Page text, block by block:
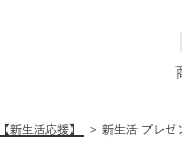
【新生活応援】 新生活 プレゼ